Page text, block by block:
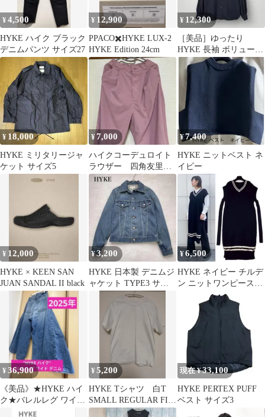
¥4,500
HYKE ハイク ブラック
デニムパンツ サイズ27
¥ 12,900
PPACO✖️HYKE LUX-2
HYKE Edition 24cm
¥ 12,300
［美品］ゆったり
HYKE 長袖 ボリューム
ギャザー スリーブシャ
ツ
¥ 18,000
HYKE ミリタリージャ
ケット サイズ5
¥7,000
ハイクコーデュロイト
ラウザー 四角友里さ
んコラボ アーバンリサ
ーチ EKAL
¥7,400
HYKE ニットベスト ネ
イビー
¥ 12,000
HYKE × KEEN SAN
JUAN SANDAL II black
¥3,200
HYKE 日本製 デニムジ
ャケット TYPE3 サイ
ズ2 インディゴブルー
¥6,500
HYKE ネイビー チルデ
ン ニットワンピース
¥36,900
《美品》★HYKE ハイ
ク★バレルレグ ワイド
デニム パンツ ジーンズ
¥5,200
HYKE Tシャツ 白T
SMALL REGULAR FIT
ホワイト
現在 ¥33,100
HYKE PERTEX PUFF
ベスト サイズ3